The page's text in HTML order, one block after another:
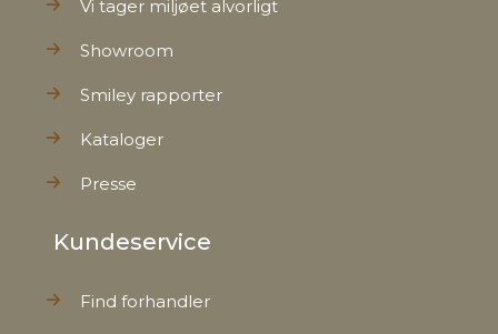
Vi tager miljøet alvorligt
Showroom
Smiley rapporter
Kataloger
Presse
Kundeservice
Find forhandler